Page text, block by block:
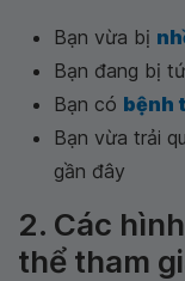
Bạn vừa bị
Bạn đang bị
Bạn có bệnh
Bạn vừa trải
gần đây
2. Các
thể tham